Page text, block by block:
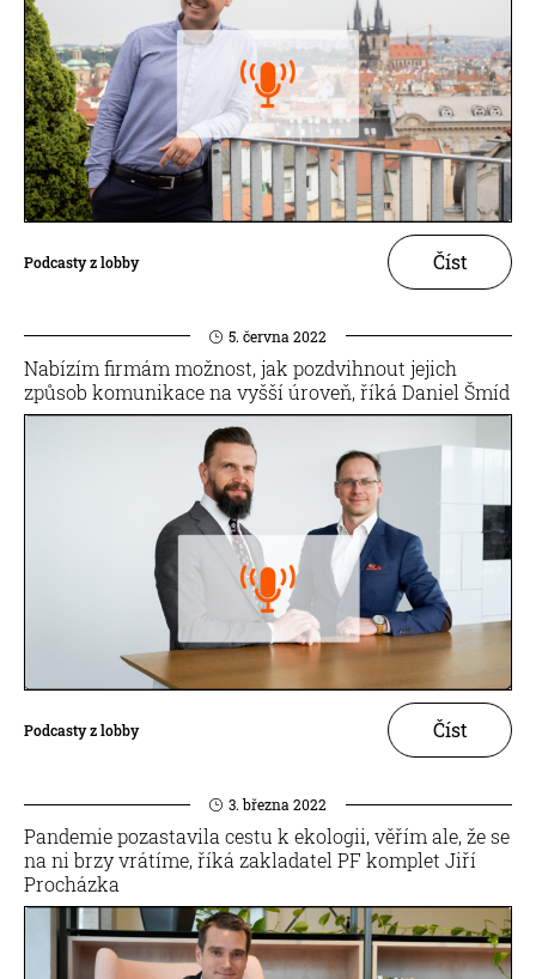
Podcasty z lobby Číst
5. června 2022
Nabízím firmám možnost, jak pozdvihnout jejich
způsob komunikace na vyšší úroveň, říká Daniel Šmíd
Podcasty z lobby Číst
3. března 2022
Pandemie pozastavila cestu k ekologii, věřím ale, že se
na ni brzy vrátíme, říká zakladatel PF komplet Jiří
Procházka